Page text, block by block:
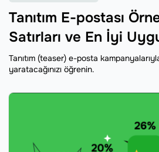
Tanıtım E-postası
Satırları ve En İyi
Tanıtım (teaser) e-posta
yaratacağınızı öğrenin.